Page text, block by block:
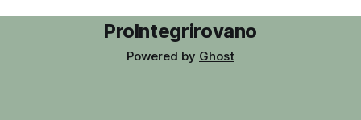
задней крышке. Водозащита 50 метров.
ProIntegrirovano
Powered by Ghost